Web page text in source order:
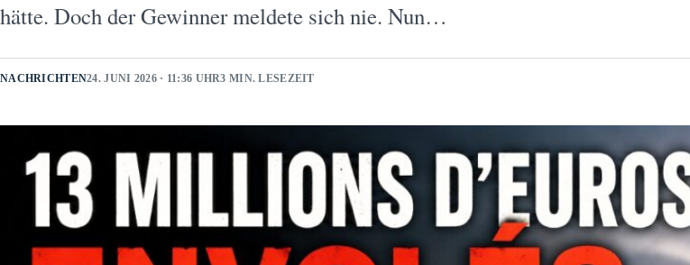
hätte. Doch der Gewinner meldete sich nie. Nun…
NACHRICHTEN24. JUNI 2026 · 11:36 UHR3 MIN. LESEZEIT